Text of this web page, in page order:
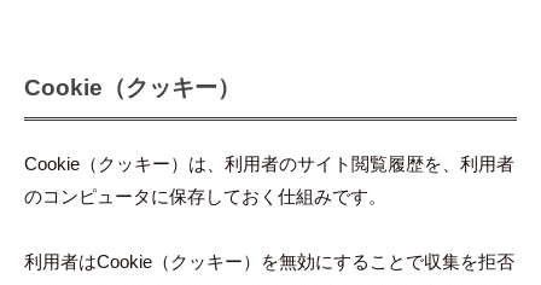
Cookie（クッキー）
Cookie（クッキー）は、利用者のサイト閲覧履歴を、利用者
のコンピュータに保存しておく仕組みです。
利用者はCookie（クッキー）を無効にすることで収集を拒否